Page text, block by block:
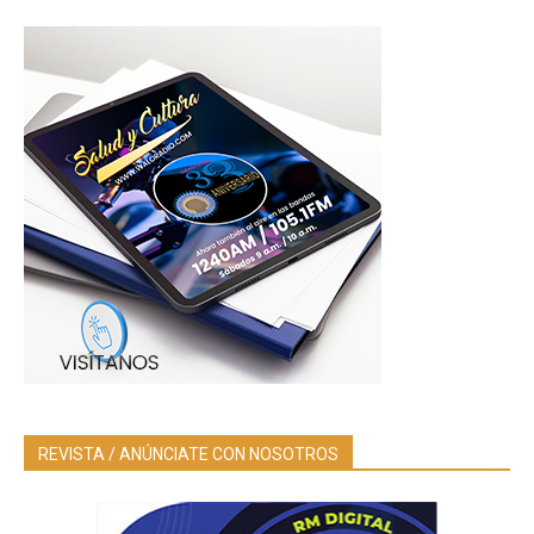
REVISTA / ANÚNCIATE CON NOSOTROS